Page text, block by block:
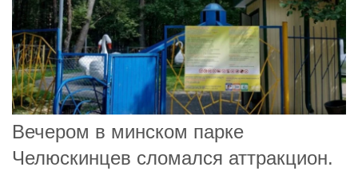
Вечером в минском парке
Челюскинцев сломался аттракцион.